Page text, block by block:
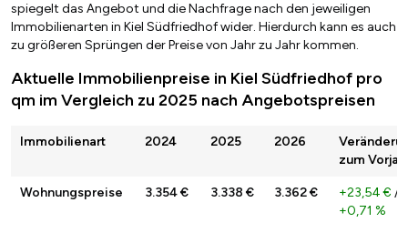
spiegelt das Angebot und die Nachfrage nach den jeweiligen
Immobilienarten in Kiel Südfriedhof wider. Hierdurch kann es auch
zu größeren Sprüngen der Preise von Jahr zu Jahr kommen.
Aktuelle Immobilienpreise in Kiel Südfriedhof pro
qm im Vergleich zu 2025 nach Angebotspreisen
Immobilienart 2024 2025 2026
zum
Wohnungspreise 3.354 € 3.338 € 3.362 € +23,54 € /
+0,71 %